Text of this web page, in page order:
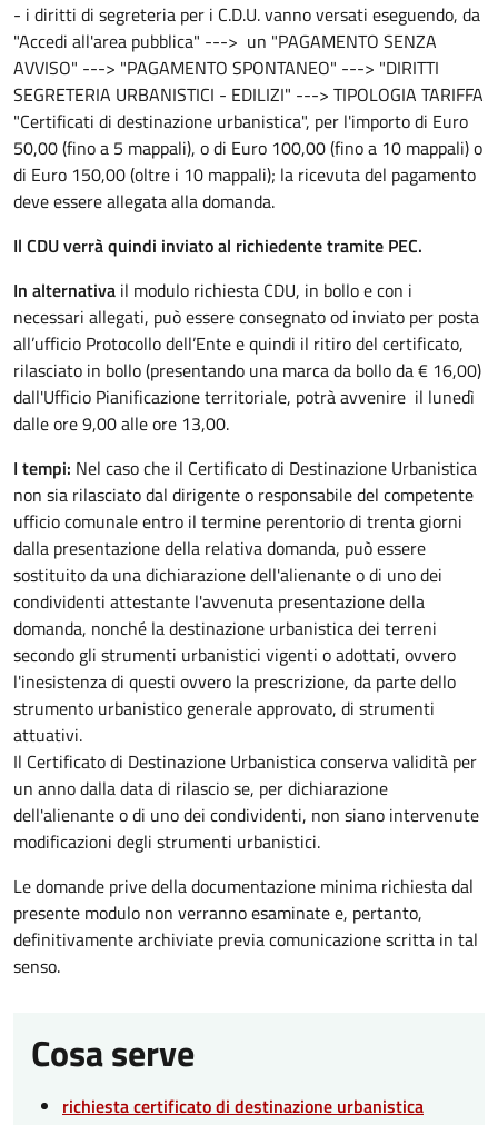
- i diritti di segreteria per i C.D.U. vanno versati eseguendo, da
"Accedi all'area pubblica" ---> un "PAGAMENTO SENZA
AVVISO" ---> "PAGAMENTO SPONTANEO" ---> "DIRITTI
SEGRETERIA URBANISTICI - EDILIZI" ---> TIPOLOGIA TARIFFA
"Certificati di destinazione urbanistica", per l'importo di Euro
50,00 (fino a 5 mappali), o di Euro 100,00 (fino a 10 mappali) o
di Euro 150,00 (oltre i 10 mappali); la ricevuta del pagamento
deve essere allegata alla domanda.
Il CDU verrà quindi inviato al richiedente tramite PEC.
In alternativa il modulo richiesta CDU, in bollo e con i
necessari allegati, può essere consegnato od inviato per posta
all’ufficio Protocollo dell’Ente e quindi il ritiro del certificato,
rilasciato in bollo (presentando una marca da bollo da € 16,00)
dall'Ufficio Pianificazione territoriale, potrà avvenire il lunedì
dalle ore 9,00 alle ore 13,00.
I tempi: Nel caso che il Certificato di Destinazione Urbanistica
non sia rilasciato dal dirigente o responsabile del competente
ufficio comunale entro il termine perentorio di trenta giorni
dalla presentazione della relativa domanda, può essere
sostituito da una dichiarazione dell'alienante o di uno dei
condividenti attestante l'avvenuta presentazione della
domanda, nonché la destinazione urbanistica dei terreni
secondo gli strumenti urbanistici vigenti o adottati, ovvero
l'inesistenza di questi ovvero la prescrizione, da parte dello
strumento urbanistico generale approvato, di strumenti
attuativi.
Il Certificato di Destinazione Urbanistica conserva validità per
un anno dalla data di rilascio se, per dichiarazione
dell'alienante o di uno dei condividenti, non siano intervenute
modificazioni degli strumenti urbanistici.
Le domande prive della documentazione minima richiesta dal
presente modulo non verranno esaminate e, pertanto,
definitivamente archiviate previa comunicazione scritta in tal
senso.
Cosa serve
richiesta certificato di destinazione urbanistica